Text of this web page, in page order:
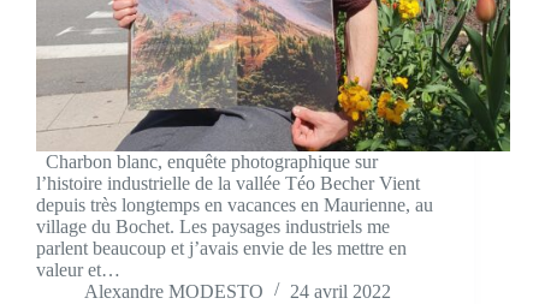
Charbon blanc, enquête photographique sur
l’histoire industrielle de la vallée Téo Becher Vient
depuis très longtemps en vacances en Maurienne, au
village du Bochet. Les paysages industriels me
parlent beaucoup et j’avais envie de les mettre en
valeur et…
Alexandre MODESTO
24 avril 2022